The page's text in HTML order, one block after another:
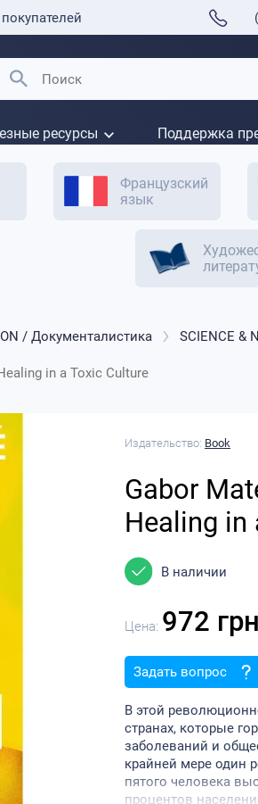
ресурсы Поддержка
Французский
язык
/ Документалистика SCIENCE &
in a Toxic Culture
Издательство: Book
Gabor
Healing in
В наличии
Цена: 972
Задать вопрос
В этой
странах, которые
заболеваний и
крайней мере один
пятого человека
процентов